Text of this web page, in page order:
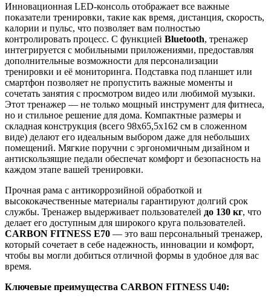
Инновационная LED-консоль отображает все важные
показатели тренировки, такие как время, дистанция, скорость,
калории и пульс, что позволяет вам полностью
контролировать процесс. С функцией Bluetooth, тренажер
интегрируется с мобильными приложениями, предоставляя
дополнительные возможности для персонализации
тренировки и её мониторинга. Подставка под планшет или
смартфон позволяет не пропустить важные моменты и
сочетать занятия с просмотром видео или любимой музыки.
Этот тренажер — не только мощный инструмент для фитнеса,
но и стильное решение для дома. Компактные размеры и
складная конструкция (всего 98x65,5x162 см в сложенном
виде) делают его идеальным выбором даже для небольших
помещений. Мягкие поручни с эргономичным дизайном и
антискользящие педали обеспечат комфорт и безопасность на
каждом этапе вашей тренировки.
Прочная рама с антикоррозийной обработкой и
высококачественные материалы гарантируют долгий срок
службы. Тренажер выдерживает пользователей до 130 кг, что
делает его доступным для широкого круга пользователей.
CARBON FITNESS E70 — это ваш персональный тренажер,
который сочетает в себе надежность, инновации и комфорт,
чтобы вы могли добиться отличной формы в удобное для вас
время.
Ключевые преимущества CARBON FITNESS U40: